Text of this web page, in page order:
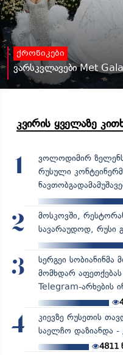
ქრონიკები
ვარსკვლავები Met
კვირის ყველაზე
1
ვოლოდიმირ
რუსული
2
მოსკოვში,
სავარაუდოდ, რუსი
3
სერგეი სობიანინმა
მომხდარ
Telegram-არხების
4
კიევზე რუსეთის
საელჩო დაზიანდა -
4811